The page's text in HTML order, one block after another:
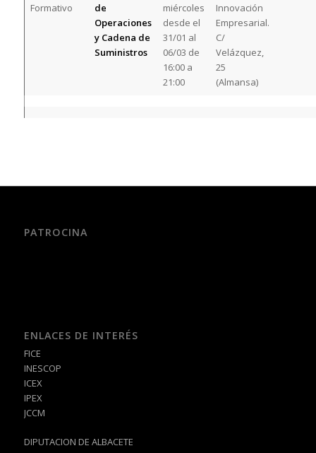
Formativo
de
Operaciones
y Cadena de
Suministros
miércoles
desde el
31/01 al
06/03 de
16:00 a
21:00
Innovación
Empresarial.
C/
Velázquez,
25
(Almansa)
PATROCINA
ENLACES DE INTERÉS
FICE
INESCOP
ICEX
IPEX
JCCM
DIPUTACION DE ALBACETE